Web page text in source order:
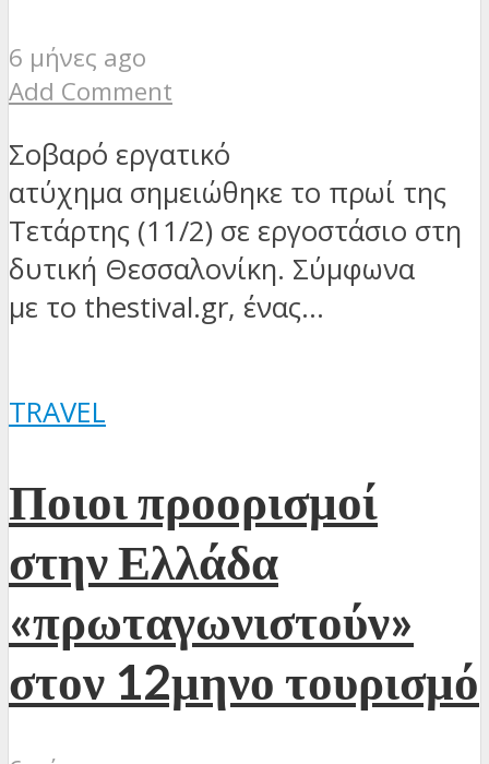
6 μήνες ago
Add Comment
Σοβαρό εργατικό
ατύχημα σημειώθηκε το πρωί της
Τετάρτης (11/2) σε εργοστάσιο στη
δυτική Θεσσαλονίκη. Σύμφωνα
με το thestival.gr, ένας...
TRAVEL
Ποιοι προορισμοί
στην Ελλάδα
«πρωταγωνιστούν»
στον 12μηνο τουρισμό